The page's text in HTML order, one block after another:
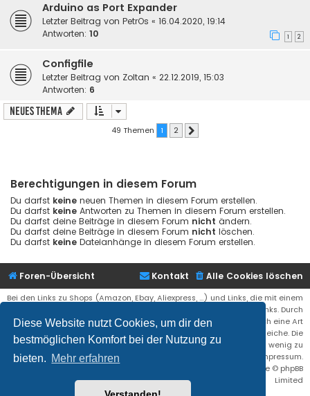
Diese Website nutzt Cookies, um dir den
bestmöglichen Komfort bei der Nutzung zu
bieten. Mehr erfahren
Arduino as Port Expander
Letzter Beitrag von PetrOs « 16.04.2020, 19:14
Antworten: 10 1 2
Configfile
Letzter Beitrag von Zoltan « 22.12.2019, 15:03
Antworten: 6
Neues Thema
49 Themen 1 2
Berechtigungen in diesem Forum
Du darfst keine neuen Themen in diesem Forum erstellen.
Du darfst keine Antworten zu Themen in diesem Forum erstellen.
Du darfst deine Beiträge in diesem Forum nicht ändern.
Du darfst deine Beiträge in diesem Forum nicht löschen.
Du darfst keine Dateianhänge in diesem Forum erstellen.
Foren-Übersicht Alle Cookies löschen
Kontakt
Bei den Links zu Shops (Amazon, Ebay, Aliexpress, ...) und Links, die mit einem
Stern (*) markiert sind, kann es sich um sogenannte Affiliate Links. Durch
den Kauf eines Produktes über einen Affiliate Link erhälte ich eine Art
Umsatzbeteiligung gutgeschrieben. Für euch bleibt der Preis der gleiche. Die
Einnahmen helfen die Hostgebühren für diese Webseite ein wenig zu
reduzieren. Siehe auch das Impressum.
® Forum Software © phpBB
Limited